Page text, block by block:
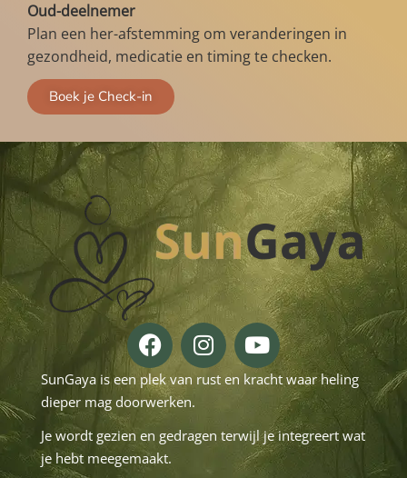
Oud-deelnemer
Plan een her-afstemming om veranderingen in
gezondheid, medicatie en timing te checken.
Boek je Check-in
SunGaya is een plek van rust en kracht waar heling
dieper mag doorwerken.
Je wordt gezien en gedragen terwijl je integreert wat
je hebt meegemaakt.